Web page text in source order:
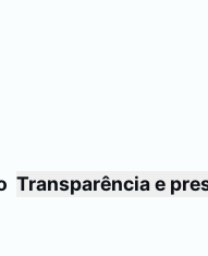
Transparência e